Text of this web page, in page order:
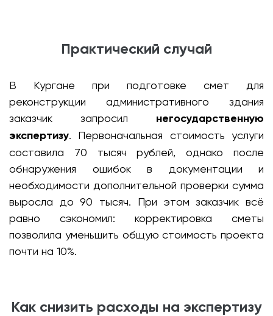
Практический случай
В Кургане при подготовке смет для
реконструкции административного здания
заказчик запросил негосударственную
экспертизу. Первоначальная стоимость услуги
составила 70 тысяч рублей, однако после
обнаружения ошибок в документации и
необходимости дополнительной проверки сумма
выросла до 90 тысяч. При этом заказчик всё
равно сэкономил: корректировка сметы
позволила уменьшить общую стоимость проекта
почти на 10%.
Как снизить расходы на экспертизу